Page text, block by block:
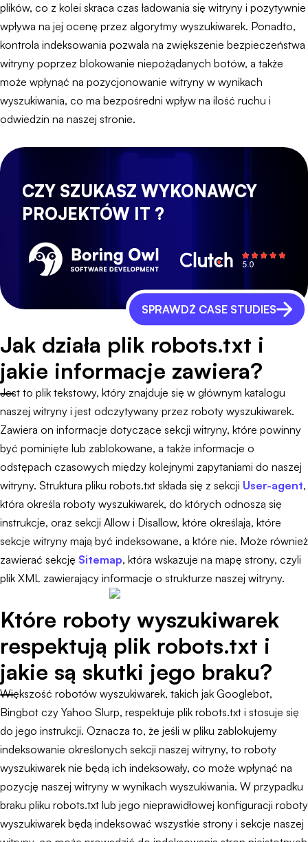
plików, co z kolei skraca czas ładowania się witryny i pozytywnie
wpływa na jej ocenę przez algorytmy wyszukiwarek. Ponadto,
kontrola indeksowania pozwala na zwiększenie bezpieczeństwa
witryny poprzez blokowanie niepożądanych botów, a także
może wpłynąć na pozycjonowanie witryny w wynikach
wyszukiwania, co ma bezpośredni wpływ na ilość ruchu i
odwiedzin na naszej stronie.
CZY SZUKASZ WYKONAWCY
PROJEKTÓW IT ?
SPRAWDŹ CASE STUDIES
Jak działa plik robots.txt i
jakie informacje zawiera?
Jest to plik tekstowy, który znajduje się w głównym katalogu
naszej witryny i jest odczytywany przez roboty wyszukiwarek.
Zawiera on informacje dotyczące sekcji witryny, które powinny
być pominięte lub zablokowane, a także informacje o
odstępach czasowych między kolejnymi zapytaniami do naszej
witryny. Struktura pliku robots.txt składa się z sekcji User-agent,
która określa roboty wyszukiwarek, do których odnoszą się
instrukcje, oraz sekcji Allow i Disallow, które określają, które
sekcje witryny mają być indeksowane, a które nie. Może również
zawierać sekcję Sitemap, która wskazuje na mapę strony, czyli
plik XML zawierający informacje o strukturze naszej witryny.
Które roboty wyszukiwarek
respektują plik robots.txt i
jakie są skutki jego braku?
Większość robotów wyszukiwarek, takich jak Googlebot,
Bingbot czy Yahoo Slurp, respektuje plik robots.txt i stosuje się
do jego instrukcji. Oznacza to, że jeśli w pliku zablokujemy
indeksowanie określonych sekcji naszej witryny, to roboty
wyszukiwarek nie będą ich indeksowały, co może wpłynąć na
pozycję naszej witryny w wynikach wyszukiwania. W przypadku
braku pliku robots.txt lub jego nieprawidłowej konfiguracji roboty
wyszukiwarek będą indeksować wszystkie strony i sekcje naszej